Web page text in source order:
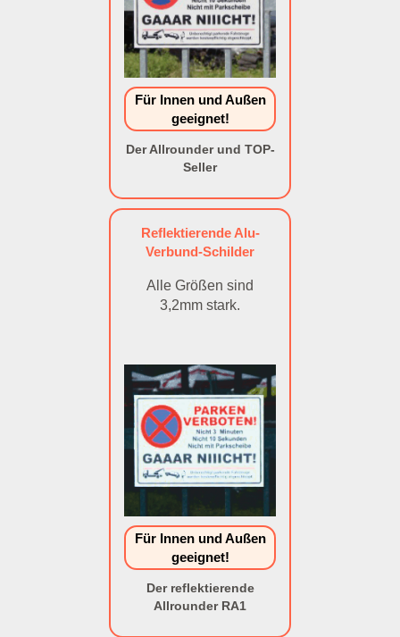
Für Innen und Außen
geeignet!
Der Allrounder und TOP-
Seller
Reflektierende Alu-
Verbund-Schilder
Alle Größen sind
3,2mm stark.
Für Innen und Außen
geeignet!
Der reflektierende
Allrounder RA1